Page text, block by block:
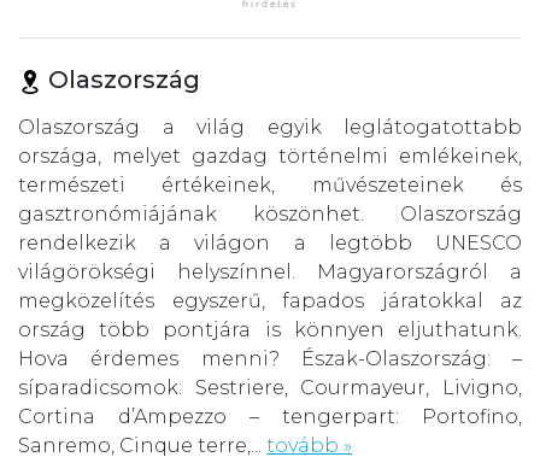
Olaszország
Olaszország a világ egyik leglátogatottabb
országa, melyet gazdag történelmi emlékeinek,
természeti értékeinek, művészeteinek és
gasztronómiájának köszönhet. Olaszország
rendelkezik a világon a legtöbb UNESCO
világörökségi helyszínnel. Magyarországról a
megközelítés egyszerű, fapados járatokkal az
ország több pontjára is könnyen eljuthatunk.
Hova érdemes menni? Észak-Olaszország: –
síparadicsomok: Sestriere, Courmayeur, Livigno,
Cortina d’Ampezzo – tengerpart: Portofino,
Sanremo, Cinque terre,... tovább »